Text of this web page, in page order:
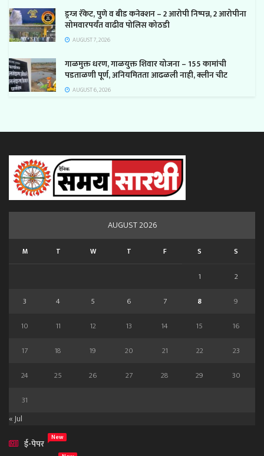
ड्रग्ज रॅकेट, पुणे व बीड कनेक्शन – 2 आरोपी निष्पन्न, 2 आरोपीना
सोमवारपर्यंत वाढीव पोलिस कोठडी
AUGUST 7, 2026
गाळमुक्त धरण, गाळयुक्त शिवार योजना – 155 कामांची
पडताळणी पूर्ण, अनियमितता आढळली नाही, क्लीन चीट
AUGUST 6, 2026
AUGUST 2026
M T W T F S S
1
2
3
4 5 6 7 8
9
10
11 12 13 14 15
16
17
18 19 20 21 22
23
24
25 26 27 28 29
30
31
« Jul
ई-पेपर
New